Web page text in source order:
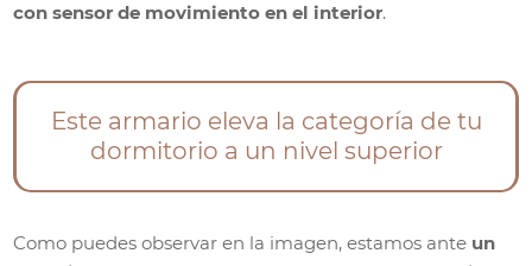
con sensor de movimiento en el interior.
Este armario eleva la categoría de tu
dormitorio a un nivel superior
Como puedes observar en la imagen, estamos ante un